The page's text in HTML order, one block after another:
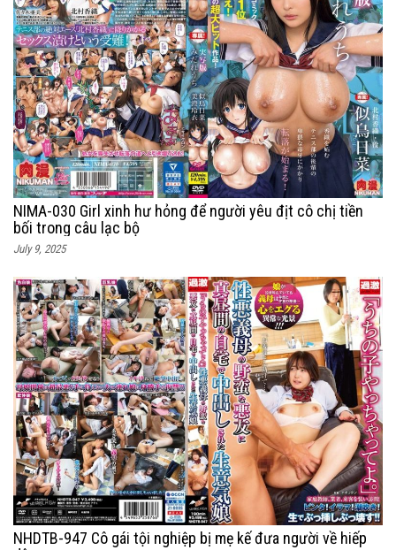
NIMA-030 Girl xinh hư hỏng để người yêu địt cô chị tiền
bối trong câu lạc bộ
July 9, 2025
NHDTB-947 Cô gái tội nghiệp bị mẹ kế đưa người về hiếp